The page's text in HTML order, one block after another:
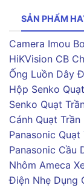
SẢN PHẨM
Camera Imou
HiKVision CB
Ống Luồn Dây
Hộp Senko
Senko Quạt
Cánh Quạt
Panasonic Quạt
Panasonic Cầu
Nhôm Ameca
Điện Nhẹ Dụng